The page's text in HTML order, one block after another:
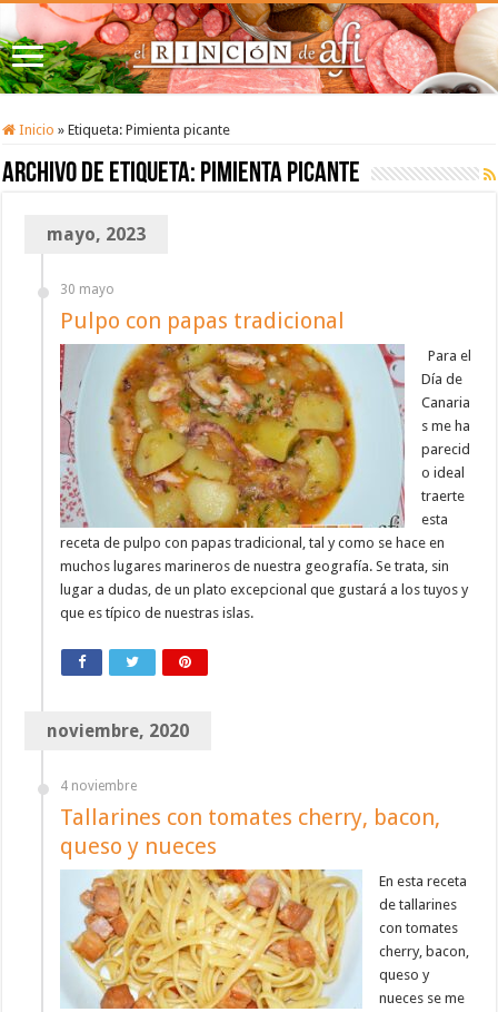
Inicio » Etiqueta:Pimienta picante
Archivo de etiqueta: Pimienta picante
mayo, 2023
30 mayo
Pulpo con papas tradicional
Para el
Día de
Canaria
s me ha
parecid
o ideal
traerte
esta
receta de pulpo con papas tradicional, tal y como se hace en
muchos lugares marineros de nuestra geografía. Se trata, sin
lugar a dudas, de un plato excepcional que gustará a los tuyos y
que es típico de nuestras islas.
noviembre, 2020
4 noviembre
Tallarines con tomates cherry, bacon,
queso y nueces
En esta receta
de tallarines
con tomates
cherry, bacon,
queso y
nueces se me